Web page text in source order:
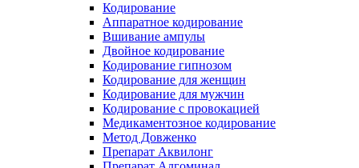
Кодирование
Аппаратное кодирование
Вшивание ампулы
Двойное кодирование
Кодирование гипнозом
Кодирование для женщин
Кодирование для мужчин
Кодирование с провокацией
Медикаментозное кодирование
Метод Довженко
Препарат Аквилонг